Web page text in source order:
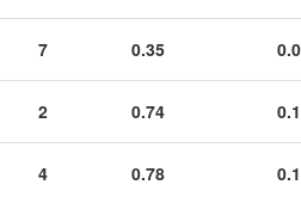
7 0.35
2 0.74
4 0.78